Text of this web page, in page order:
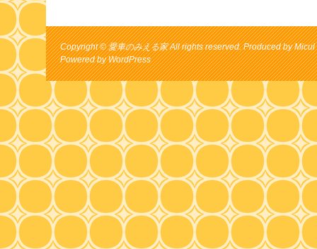
Copyright © 愛車のみえる家 All rights reserved. Produced by Micul
Powered byWordPress